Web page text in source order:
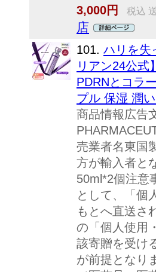
3,000円
税込
店
101. ハリを失
リアン24公式
PDRNとコラ
プル 保湿 潤
商品情報広告
売業者名東国
方が輸入者と
50ml*2個注意
として、「個
もとへ直送さ
の「個人使用
該寄贈を受け
が前提となり